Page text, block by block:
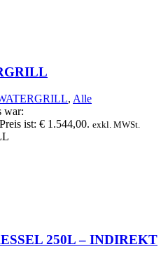
, Alle
war:
ist: € 1.544,00. exkl. MWSt.
250L – INDIREKT